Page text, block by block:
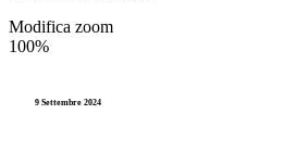
Modifica zoom
100%
9 Settembre 2024